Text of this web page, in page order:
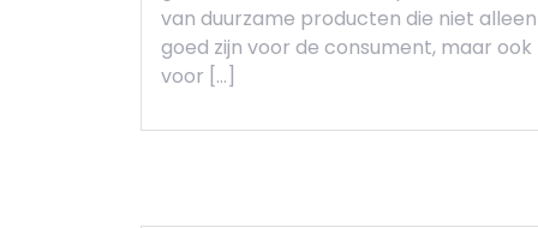
van duurzame producten die niet alleen
goed zijn voor de consument, maar ook
voor […]